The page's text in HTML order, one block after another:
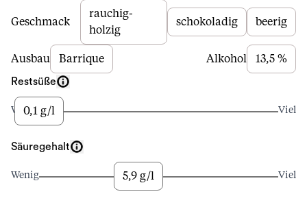
Beschreibung
Geschmack
rauchig-
holzig
schokoladig beerig
Ausbau Barrique Alkohol 13,5 %
Restsüße
Wenig0,1 g/l Viel
Säuregehalt
Wenig 5,9 g/l Viel